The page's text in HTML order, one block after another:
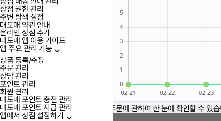
상점 권한 관리
주변 탐색 설정
대도매 약관 안내
온라인 상점 추가
대도매 앱 이용 가이드
앱 주요 관리 기능
상품 등록/수정
주문 관리
상담 관리
포인트 관리
회원 관리
대도매 포인트 충전 관리
대도매 포인트 지급 관리
앱에서 상점 설정하기
'주문현황'에서는 현재 상점에 접수된 주문에 관하여 한 눈에 확인할 수 있